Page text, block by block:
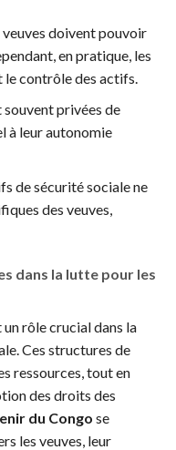
veuves doivent pouvoir
en pratique, les
contrôle des actifs.
souvent privées de
à leur autonomie
de sécurité sociale ne
des veuves,
dans la lutte pour les
un rôle crucial dans la
Ces structures de
ressources, tout en
des droits des
du Congo se
les veuves, leur